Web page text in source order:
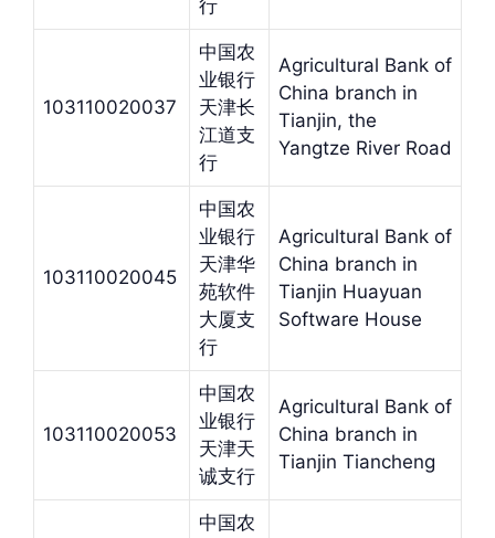
行
103110020037
中国农
业银行
天津长
江道支
行
Agricultural Bank of
China branch in
Tianjin, the
Yangtze River Road
103110020045
中国农
业银行
天津华
苑软件
大厦支
行
Agricultural Bank of
China branch in
Tianjin Huayuan
Software House
103110020053
中国农
业银行
天津天
诚支行
Agricultural Bank of
China branch in
Tianjin Tiancheng
中国农